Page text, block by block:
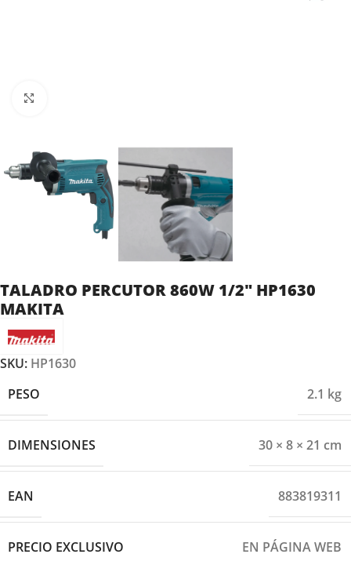
TALADRO PERCUTOR 860W 1/2″ HP1630
MAKITA
SKU: HP1630
PESO
2.1 kg
DIMENSIONES 30 × 8 × 21 cm
EAN 883819311
PRECIO EXCLUSIVO EN PÁGINA WEB